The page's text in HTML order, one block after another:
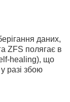
даних,
ZFS полягає в
healing), що
разі збою